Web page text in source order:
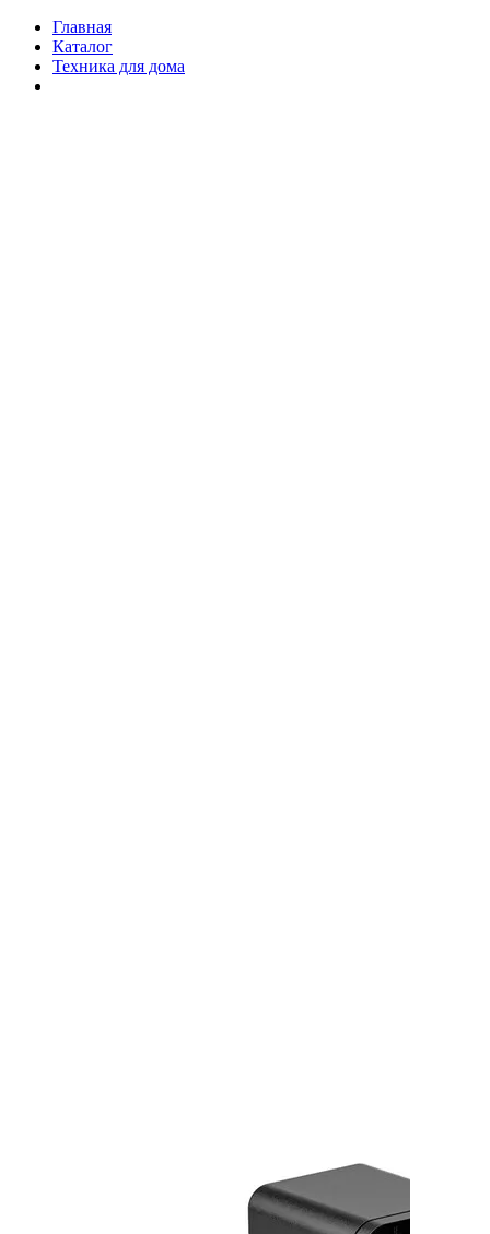
Главная
Каталог
Техника для дома